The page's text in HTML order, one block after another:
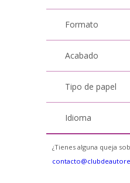
Formato
Acabado
Tipo de papel
Idioma
¿Tienes alguna queja